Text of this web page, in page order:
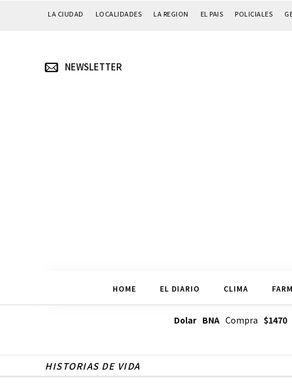
LA CIUDAD LOCALIDADES LA REGION EL PAIS POLICIALES
NEWSLETTER
HOME EL DIARIO CLIMA
Dolar BNACompra $1470
HISTORIAS DE VIDA